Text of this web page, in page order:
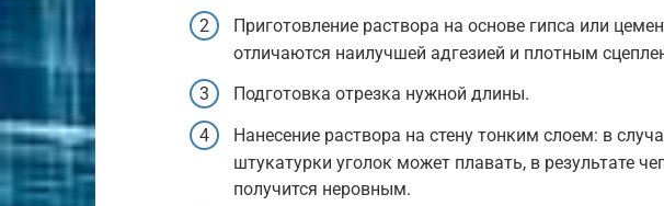
Приготовление раствора на основе гипса или
отличаются наилучшей адгезией и плотным
Подготовка отрезка нужной длины.
Нанесение раствора на стену тонким слоем: в
штукатурки уголок может плавать, в результате
получится неровным.